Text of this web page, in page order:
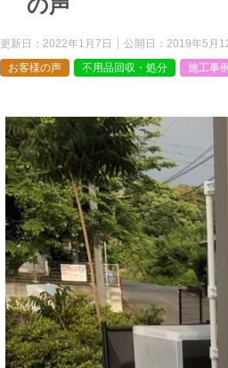
の声
更新日： 2022年1月7日 公開日： 2019年5月
お客様の声
不用品回収・処分 施工事例